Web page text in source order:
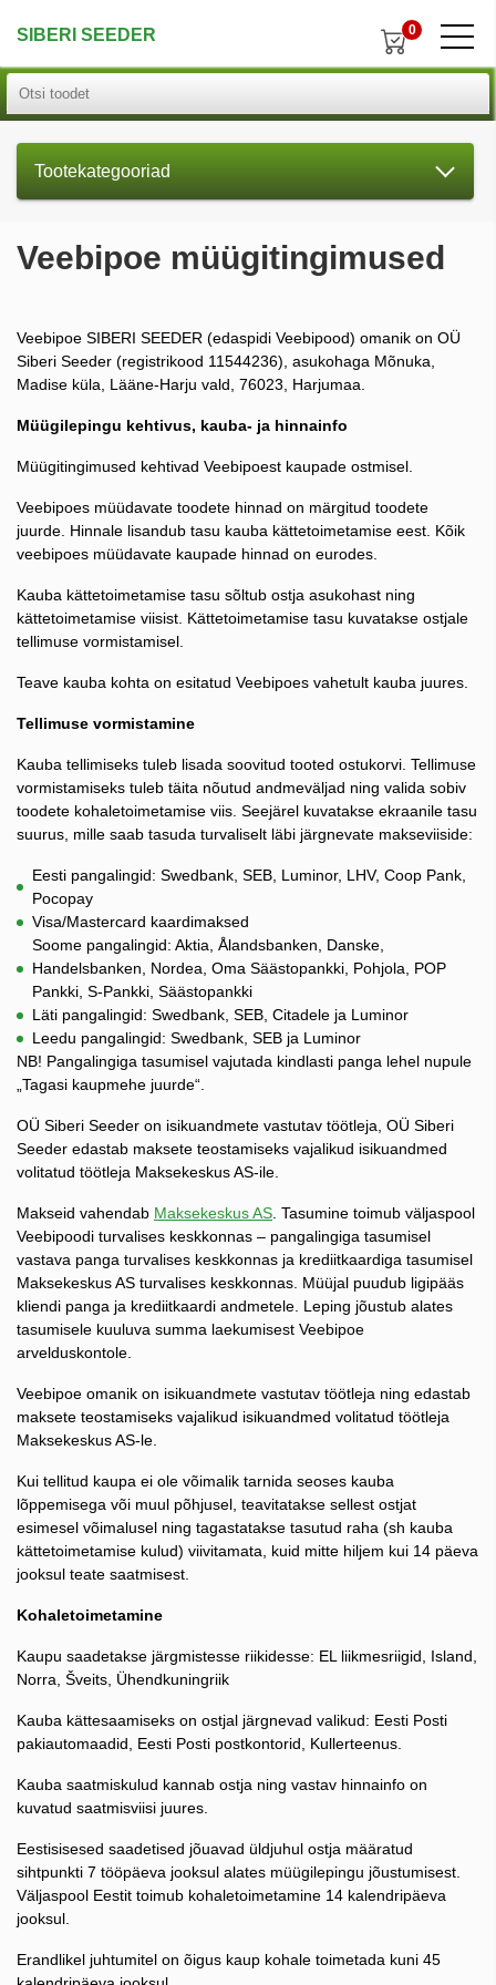
SIBERI SEEDER 0
Tootekategooriad
Veebipoe müügitingimused
Veebipoe SIBERI SEEDER (edaspidi Veebipood) omanik on OÜ
Siberi Seeder (registrikood 11544236), asukohaga Mõnuka,
Madise küla, Lääne-Harju vald, 76023, Harjumaa.
Müügilepingu kehtivus, kauba- ja hinnainfo
Müügitingimused kehtivad Veebipoest kaupade ostmisel.
Veebipoes müüdavate toodete hinnad on märgitud toodete
juurde. Hinnale lisandub tasu kauba kättetoimetamise eest. Kõik
veebipoes müüdavate kaupade hinnad on eurodes.
Kauba kättetoimetamise tasu sõltub ostja asukohast ning
kättetoimetamise viisist. Kättetoimetamise tasu kuvatakse ostjale
tellimuse vormistamisel.
Teave kauba kohta on esitatud Veebipoes vahetult kauba juures.
Tellimuse vormistamine
Kauba tellimiseks tuleb lisada soovitud tooted ostukorvi. Tellimuse
vormistamiseks tuleb täita nõutud andmeväljad ning valida sobiv
toodete kohaletoimetamise viis. Seejärel kuvatakse ekraanile tasu
suurus, mille saab tasuda turvaliselt läbi järgnevate makseviiside:
Eesti pangalingid: Swedbank, SEB, Luminor, LHV, Coop Pank,
Pocopay
Visa/Mastercard kaardimaksed
Soome pangalingid: Aktia, Ålandsbanken, Danske,
Handelsbanken, Nordea, Oma Säästopankki, Pohjola, POP
Pankki, S-Pankki, Säästopankki
Läti pangalingid: Swedbank, SEB, Citadele ja Luminor
Leedu pangalingid: Swedbank, SEB ja Luminor
NB! Pangalingiga tasumisel vajutada kindlasti panga lehel nupule
„Tagasi kaupmehe juurde“.
OÜ Siberi Seeder on isikuandmete vastutav töötleja, OÜ Siberi
Seeder edastab maksete teostamiseks vajalikud isikuandmed
volitatud töötleja Maksekeskus AS-ile.
Makseid vahendab Maksekeskus AS . Tasumine toimub väljaspool
Veebipoodi turvalises keskkonnas – pangalingiga tasumisel
vastava panga turvalises keskkonnas ja krediitkaardiga tasumisel
Maksekeskus AS turvalises keskkonnas. Müüjal puudub ligipääs
kliendi panga ja krediitkaardi andmetele. Leping jõustub alates
tasumisele kuuluva summa laekumisest Veebipoe
arvelduskontole.
Veebipoe omanik on isikuandmete vastutav töötleja ning edastab
maksete teostamiseks vajalikud isikuandmed volitatud töötleja
Maksekeskus AS-le.
Kui tellitud kaupa ei ole võimalik tarnida seoses kauba
lõppemisega või muul põhjusel, teavitatakse sellest ostjat
esimesel võimalusel ning tagastatakse tasutud raha (sh kauba
kättetoimetamise kulud) viivitamata, kuid mitte hiljem kui 14 päeva
jooksul teate saatmisest.
Kohaletoimetamine
Kaupu saadetakse järgmistesse riikidesse: EL liikmesriigid, Island,
Norra, Šveits, Ühendkuningriik
Kauba kättesaamiseks on ostjal järgnevad valikud: Eesti Posti
pakiautomaadid, Eesti Posti postkontorid, Kullerteenus.
Kauba saatmiskulud kannab ostja ning vastav hinnainfo on
kuvatud saatmisviisi juures.
Eestisisesed saadetised jõuavad üldjuhul ostja määratud
sihtpunkti 7 tööpäeva jooksul alates müügilepingu jõustumisest.
Väljaspool Eestit toimub kohaletoimetamine 14 kalendripäeva
jooksul.
Erandlikel juhtumitel on õigus kaup kohale toimetada kuni 45